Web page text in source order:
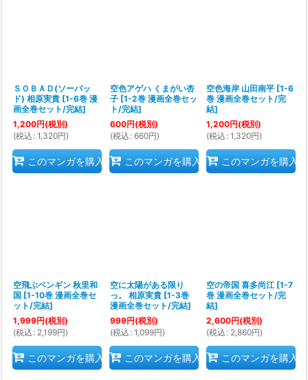
ＳＯＢＡＤ(ソーバッ
ド) 相原実貴 [1-6巻 漫
画全巻セット/完結]
1,200円(税別)
(税込 : 1,320円)
このマンガを購入
空色アゲハ くまがい杏
子 [1-2巻 漫画全巻セッ
ト/完結]
600円(税別)
(税込 : 660円)
このマンガを購入
空色海岸 山田南平 [1-6
巻 漫画全巻セット/完
結]
1,200円(税別)
(税込 : 1,320円)
このマンガを購入
空飛ぶペンギン 秋里和
国 [1-10巻 漫画全巻セ
ット/完結]
1,999円(税別)
(税込 : 2,199円)
このマンガを購入
空に太陽がある限り
っ。 相原実貴 [1-3巻
漫画全巻セット/完結]
999円(税別)
(税込 : 1,099円)
このマンガを購入
空の帝国 喜多尚江 [1-7
巻 漫画全巻セット/完
結]
2,600円(税別)
(税込 : 2,860円)
このマンガを購入